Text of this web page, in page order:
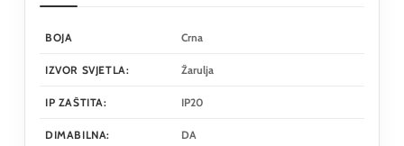
BOJA Crna
IZVOR SVJETLA: Žarulja
IP ZAŠTITA: IP20
DIMABILNA: DA